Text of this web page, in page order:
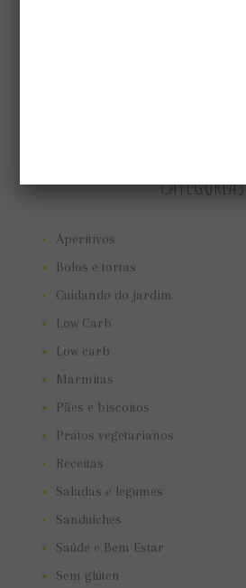
CATEGORIAS
Aperitivos
Bolos e tortas
Cuidando do jardim
Low Carb
Low carb
Marmitas
Pães e biscoitos
Pratos vegetarianos
Receitas
Saladas e legumes
Sanduíches
Saúde e Bem Estar
Sem glúten